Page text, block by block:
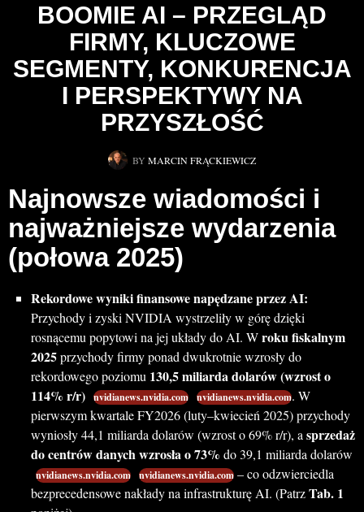
BOOMIE AI – PRZEGLĄD
FIRMY, KLUCZOWE
SEGMENTY, KONKURENCJA
I PERSPEKTYWY NA
PRZYSZŁOŚĆ
BY MARCIN FRĄCKIEWICZ
Najnowsze wiadomości i
najważniejsze wydarzenia
(połowa 2025)
Rekordowe wyniki finansowe napędzane przez AI:
Przychody i zyski NVIDIA wystrzeliły w górę dzięki
rosnącemu popytowi na jej układy do AI. Wroku fiskalnym
2025przychody firmy ponad dwukrotnie wzrosły do
rekordowego poziomu 130,5 miliarda dolarów (wzrost o
114% r/r) nvidianews.nvidia.com nvidianews.nvidia.com. W
pierwszym kwartale FY2026 (luty–kwiecień 2025) przychody
wyniosły 44,1 miliarda dolarów (wzrost o 69% r/r), asprzedaż
do centrów danych wzrosła o 73% do 39,1 miliarda dolarów
nvidianews.nvidia.com nvidianews.nvidia.com – co odzwierciedla
bezprecedensowe nakłady na infrastrukturę AI. (PatrzTab. 1